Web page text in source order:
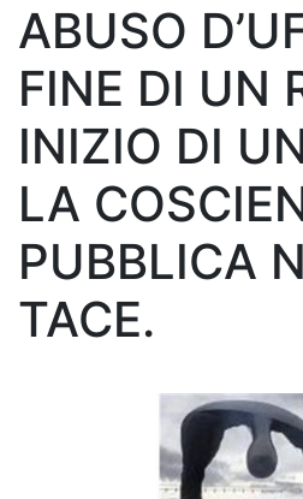
ABUSO
FINE DI UN
INIZIO DI
LA
PUBBLICA
TACE.